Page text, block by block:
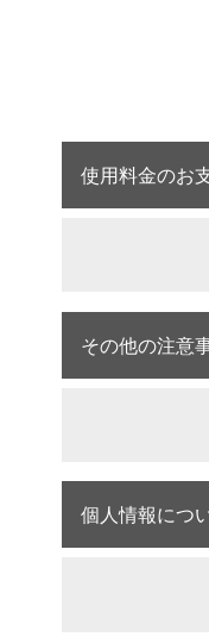
使用料金のお
その他の注意
個人情報につ